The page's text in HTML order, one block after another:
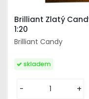
Brilliant Zlatý
1:20
Brilliant Candy
skladem
- +